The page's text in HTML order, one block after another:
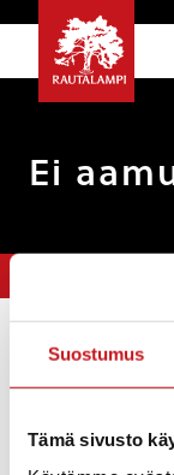
Suostumus
Tämä sivusto
Ei
Uutiset
6.1.2021 — 19:30